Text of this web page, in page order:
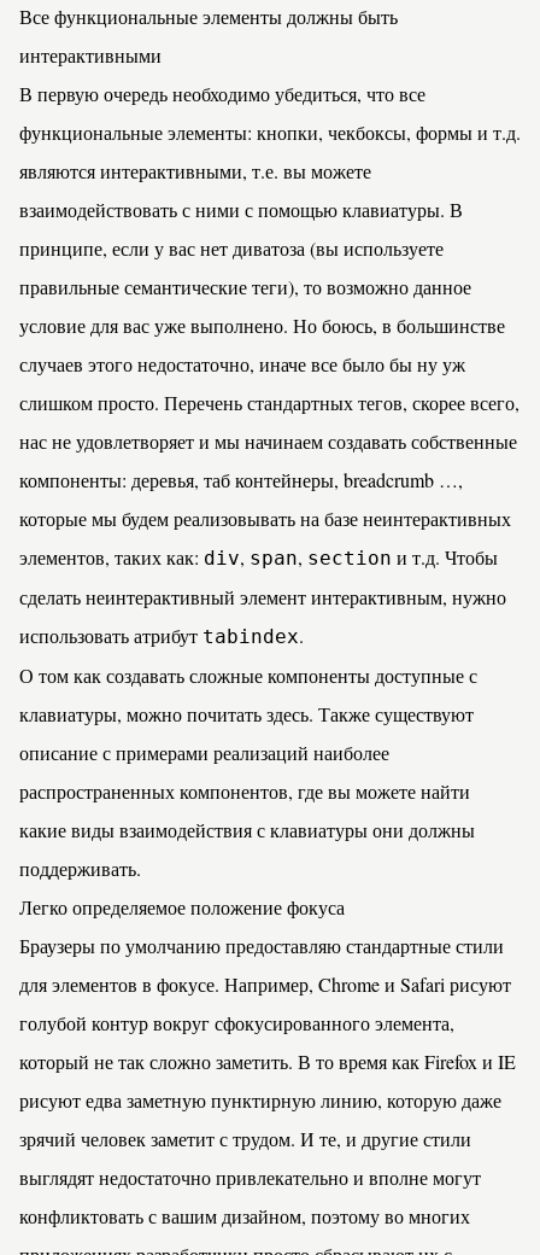
Все функциональные элементы должны быть
интерактивными
В первую очередь необходимо убедиться, что все
функциональные элементы: кнопки, чекбоксы, формы и т.д.
являются интерактивными, т.е. вы можете
взаимодействовать с ними с помощью клавиатуры. В
принципе, если у вас нетдиватоза(вы используете
правильные семантические теги), то возможно данное
условие для вас уже выполнено. Но боюсь, в большинстве
случаев этого недостаточно, иначе все было бы ну уж
слишком просто. Перечень стандартных тегов, скорее всего,
нас не удовлетворяет и мы начинаем создавать собственные
компоненты: деревья, таб контейнеры, breadcrumb …,
которые мы будем реализовывать на базе неинтерактивных
элементов, таких как: div, span, section и т.д. Чтобы
сделать неинтерактивный элемент интерактивным, нужно
использовать атрибут tabindex.
О том как создавать сложные компоненты доступные с
клавиатуры, можно почитатьздесь. Также существуют
описание с примерами реализаций наиболее
распространенных компонентов, где вы можете найти
какие виды взаимодействия с клавиатуры они должны
поддерживать.
Легко определяемое положение фокуса
Браузеры по умолчанию предоставляю стандартные стили
для элементов в фокусе. Например, Chrome и Safari рисуют
голубой контур вокруг сфокусированного элемента,
который не так сложно заметить. В то время как Firefox и IE
рисуют едва заметную пунктирную линию, которую даже
зрячий человек заметит с трудом. И те, и другие стили
выглядят недостаточно привлекательно и вполне могут
конфликтовать с вашим дизайном, поэтому во многих